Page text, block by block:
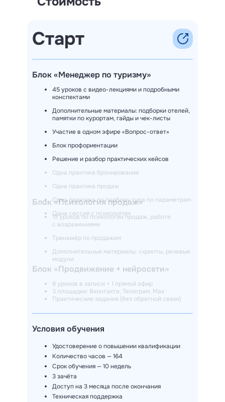
Техническая поддержка
Доступ на 3 месяца после окончания
3 зачёта
Срок обучения — 10 недель
Количество часов — 164
Удостоверение о повышении квалификации
Условия обучения
Блок «Продвижение + нейросети»
8 уроков в записи + 1 прямой эфир
3 площадки: Вконтакте, Телеграм, Мах
Практические задания (без обратной связи)
Блок «Психология продаж»
15 уроков по психологии продаж, работе
с возражениями
Тренажёр по продажам
Дополнительные материалы: скрипты, речевые
модули
Блок «Менеджер по туризму»
45 уроков с видео-лекциями и подробными
конспектами
Дополнительные материалы: подборки отелей,
памятки по курортам, гайды и чек-листы
Участие в одном эфире «Вопрос-ответ»
Блок профориентации
Решение и разбор практических кейсов
Одна практика бронирования
Одна практика продаж
Одна практика по подбору тура по параметрам
Одна сессия с психологом
Старт